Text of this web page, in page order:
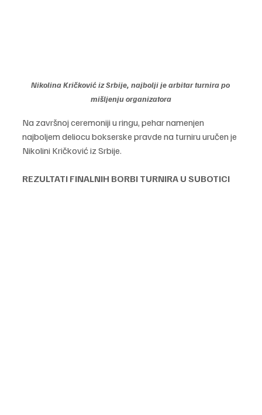
Nikolina Kričković iz Srbije, najbolji je arbitar turnira po
mišljenju organizatora
Na završnoj ceremoniji u ringu, pehar namenjen
najboljem deliocu bokserske pravde na turniru uručen je
Nikolini Kričković iz Srbije.
REZULTATI FINALNIH BORBI TURNIRA U SUBOTICI